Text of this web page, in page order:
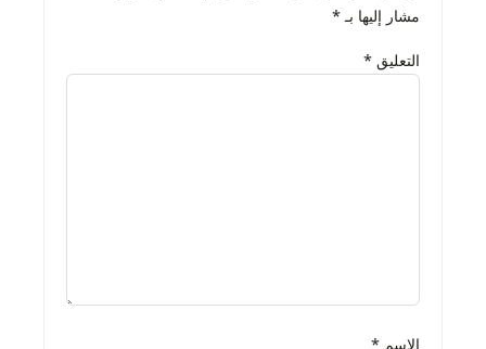
مشار إليها بـ *
التعليق *
الاسم *